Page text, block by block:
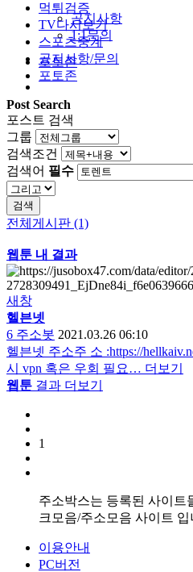
공지사항
1:1문의
포토존
먹튀검증
TV다시보기
스포츠중계
공지사항/문의
포토존
Post Search
포스트 검색
그룹
검색조건
검색어 필수
검색
전체게시판 (1)
웹툰 내 결과
새창
헬븐넷
6 주소봇 2021.03.26 06:10
헬븐넷 주소주 소 :https://
시 vpn 혹은 우회 필요… 더보기
웹툰 결과 더보기
1
주소박스는 등록된 사이트
크모음/주소모음 사이트 입
이용안내
PC버전